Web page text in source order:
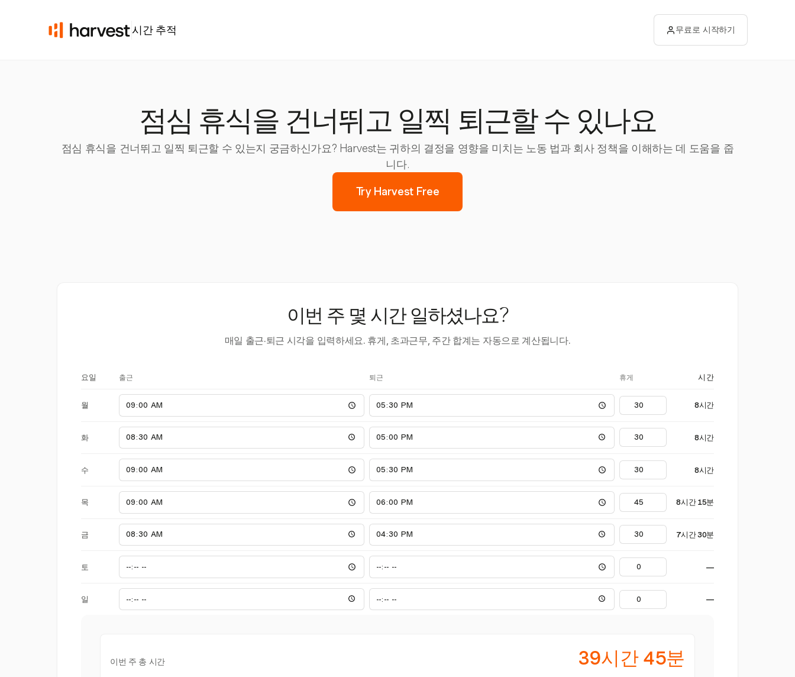
시간 추적 무료로 시작하기
점심 휴식을 건너뛰고 일찍 퇴근할 수 있나요
점심 휴식을 건너뛰고 일찍 퇴근할 수 있는지 궁금하신가요? Harvest는 귀하의 결정을 영향을 미치는 노동 법과 회사 정책을 이해하는 데 도움을 줍
니다.
Try Harvest Free
이번 주 몇 시간 일하셨나요?
매일 출근·퇴근 시각을 입력하세요. 휴게, 초과근무, 주간 합계는 자동으로 계산됩니다.
요일 출근 퇴근 휴게 시간
월 8시간
화 8시간
수 8시간
목 8시간 15분
금 7시간 30분
토 —
일 —
이번 주 총 시간 39시간 45분